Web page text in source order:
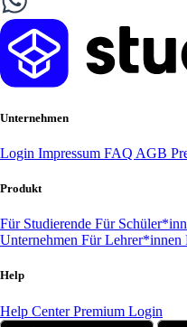
Unternehmen
Login Impressum FAQ AGB
Produkt
Für Studierende Für
Unternehmen Für Lehrer*innen
Help
Help CenterPremium Login